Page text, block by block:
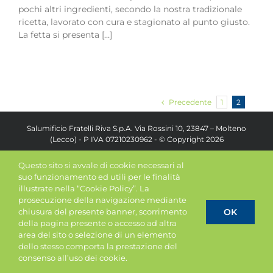
pochi altri ingredienti, secondo la nostra tradizionale
ricetta, lavorato con cura e stagionato al punto giusto.
La fetta si presenta […]
Precedente 1 2
Salumificio Fratelli Riva S.p.A. Via Rossini 10, 23847 – Molteno
(Lecco) - P IVA 07210230962 - © Copyright 2026
Questo sito si avvale di cookie necessari al
suo funzionamento ed utili per le finalità
illustrate nella “Cookie Policy”. La
prosecuzione della navigazione mediante
chiusura del presente banner, scorrimento
della pagina presente o accesso ad altra
area del sito o selezione di un elemento
dello stesso comporta la prestazione del
consenso all’uso dei cookie.
OK